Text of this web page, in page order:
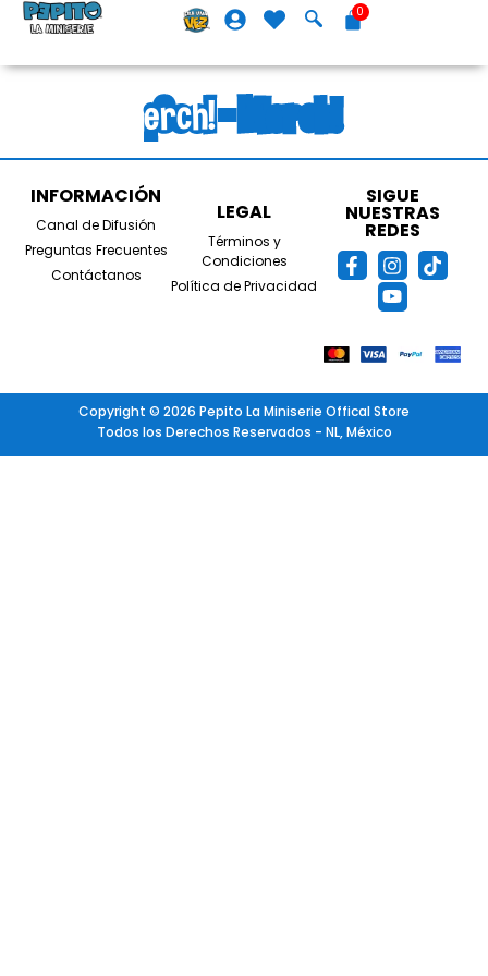
¡Cool - Merch!
¡Cool - Merch!
INFORMACIÓN
Canal de Difusión
Preguntas Frecuentes
Contáctanos
LEGAL
Términos y
Condiciones
Política de Privacidad
SIGUE
NUESTRAS
REDES
Copyright © 2026 Pepito La Miniserie Offical Store
Todos los Derechos Reservados - NL, México